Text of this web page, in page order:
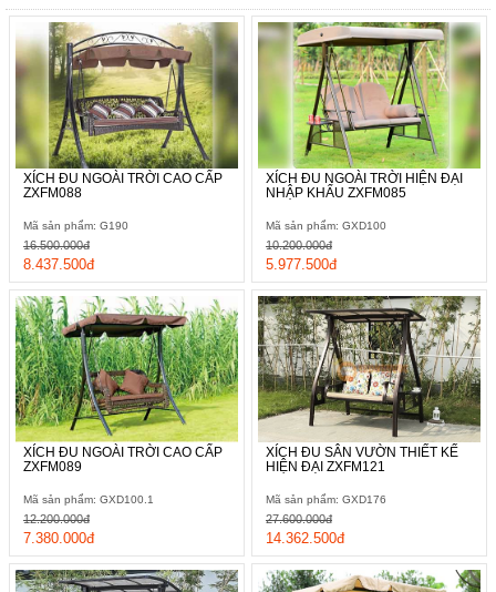
Một số hình ảnh khác về sản phẩm để bạn có cái nhìn trực
quan hơn nhé. Gam màu nổi bật là bí quyết để xích đu có thể
gây ấn tượng với người nhìn ngay từ những giây phút đầu tiên.
XÍCH ĐU NGOÀI TRỜI CAO CẤP
ZXFM088
Mã sản phẩm: G190
8.437.500đ
16.500.000đ
XÍCH ĐU NGOÀI TRỜI HIỆN ĐẠI
NHẬP KHẨU ZXFM085
Mã sản phẩm: GXD100
5.977.500đ
10.200.000đ
XÍCH ĐU NGOÀI TRỜI CAO CẤP
ZXFM089
Mã sản phẩm: GXD100.1
7.380.000đ
12.200.000đ
XÍCH ĐU SÂN VƯỜN THIẾT KẾ
HIỆN ĐẠI ZXFM121
Mã sản phẩm: GXD176
14.362.500đ
27.600.000đ